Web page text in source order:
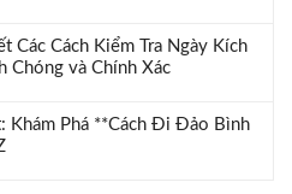
Các Cách Kiểm Tra Ngày Kích
Chóng và Chính Xác
Khám Phá **Cách Đi Đảo Bình